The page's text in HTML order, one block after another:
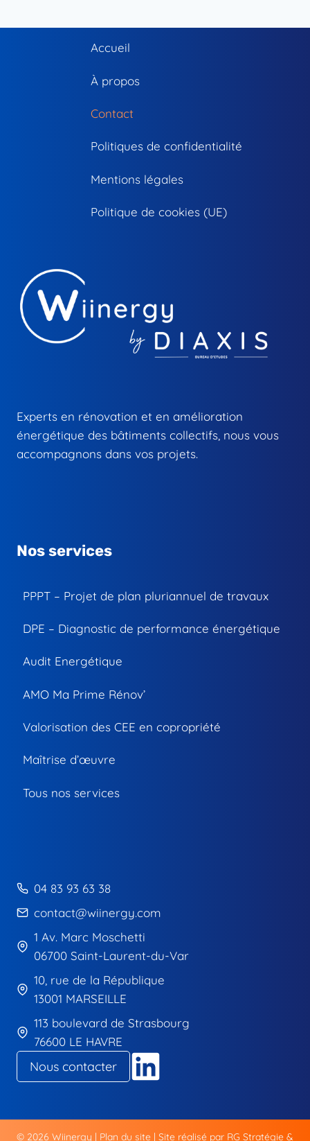
Accueil
À propos
Contact
Politiques de confidentialité
Mentions légales
Politique de cookies (UE)
Experts en rénovation et en amélioration
énergétique des bâtiments collectifs, nous vous
accompagnons dans vos projets.
Nos services
PPPT – Projet de plan pluriannuel de travaux
DPE – Diagnostic de performance énergétique
Audit Energétique
AMO Ma Prime Rénov’
Valorisation des CEE en copropriété
Maîtrise d’œuvre
Tous nos services
04 83 93 63 38
contact@wiinergy.com
1 Av. Marc Moschetti
06700 Saint-Laurent-du-Var
10, rue de la République
13001 MARSEILLE
113 boulevard de Strasbourg
76600 LE HAVRE
Nous contacter
© 2026 Wiinergy | Plan du site | Site réalisé par RG Stratégie &